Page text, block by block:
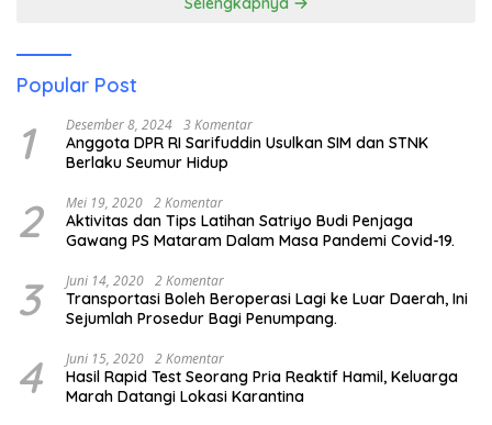
Popular Post
1 Desember 8, 2024 3 Komentar
Anggota DPR RI Sarifuddin Usulkan SIM dan STNK
Berlaku Seumur Hidup
2 Mei 19, 2020 2 Komentar
Aktivitas dan Tips Latihan Satriyo Budi Penjaga
Gawang PS Mataram Dalam Masa Pandemi Covid-19.
3 Juni 14, 2020 2 Komentar
Transportasi Boleh Beroperasi Lagi ke Luar Daerah, Ini
Sejumlah Prosedur Bagi Penumpang.
4 Juni 15, 2020 2 Komentar
Hasil Rapid Test Seorang Pria Reaktif Hamil, Keluarga
Marah Datangi Lokasi Karantina